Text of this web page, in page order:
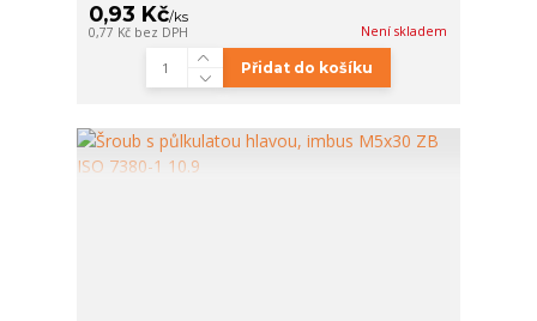
0,93 Kč/ks
0,77 Kč bez DPH Není skladem
Přidat do košíku